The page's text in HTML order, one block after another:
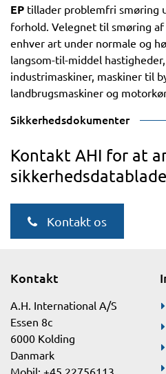
EP tillader problemfri smøring
forhold. Velegnet til smøring
enhver art under normale og
langsom-til-middel
industrimaskiner, maskiner til
landbrugsmaskiner og
Sikkerhedsdokumenter
Kontakt AHI for at
Kontakt os
Kontakt
A.H. International A/S
Essen 8c
6000 Kolding
Danmark
Mobil: +45 22756113